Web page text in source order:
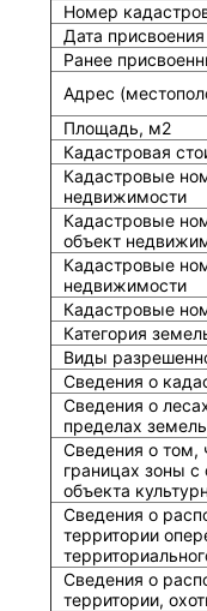
Номер
Дата
Ранее
Адрес
Площадь, м2
Кадастровая
Кадастровые
недвижимости
Кадастровые
объект
Кадастровые
недвижимости
Кадастровые
Категория
Виды
Сведения о
Cведения о
пределах
Сведения о том,
границах зоны с
объекта
Сведения о
территории
Сведения о
территории,